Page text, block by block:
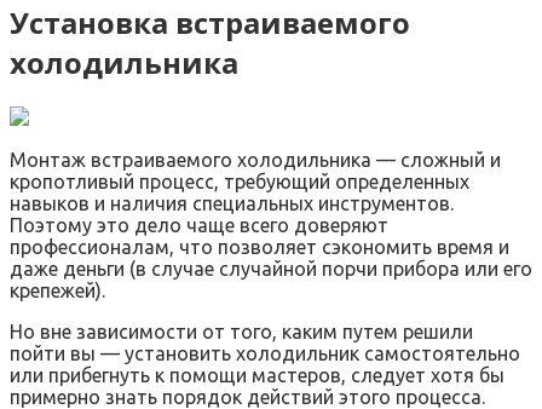
Установка встраиваемого
холодильника
Монтаж встраиваемого холодильника — сложный и
кропотливый процесс, требующий определенных
навыков и наличия специальных инструментов.
Поэтому это дело чаще всего доверяют
профессионалам, что позволяет сэкономить время и
даже деньги (в случае случайной порчи прибора или его
крепежей).
Но вне зависимости от того, каким путем решили
пойти вы — установить холодильник самостоятельно
или прибегнуть к помощи мастеров, следует хотя бы
примерно знать порядок действий этого процесса.